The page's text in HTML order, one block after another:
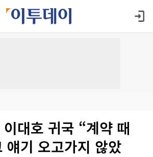
대호 귀국 “계약 때
얘기 오고가지 않았